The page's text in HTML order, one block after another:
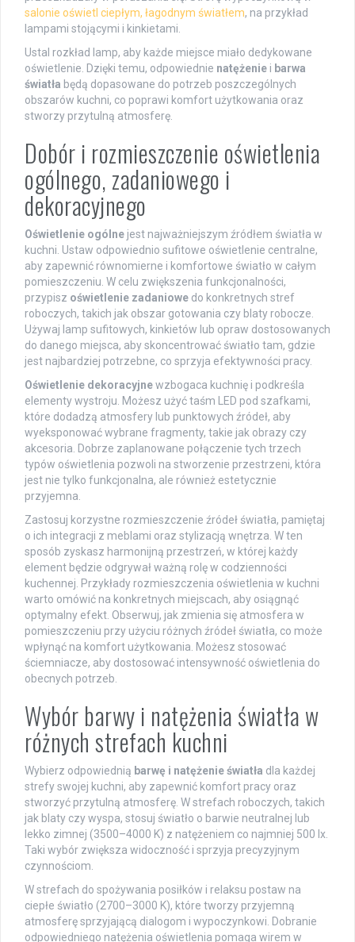
salonie oświetl ciepłym, łagodnym światłem, na przykład
lampami stojącymi i kinkietami.
Ustal rozkład lamp, aby każde miejsce miało dedykowane
oświetlenie. Dzięki temu, odpowiednie natężenie i barwa
światła będą dopasowane do potrzeb poszczególnych
obszarów kuchni, co poprawi komfort użytkowania oraz
stworzy przytulną atmosferę.
Dobór i rozmieszczenie oświetlenia
ogólnego, zadaniowego i
dekoracyjnego
Oświetlenie ogólne jest najważniejszym źródłem światła w
kuchni. Ustaw odpowiednio sufitowe oświetlenie centralne,
aby zapewnić równomierne i komfortowe światło w całym
pomieszczeniu. W celu zwiększenia funkcjonalności,
przypisz oświetlenie zadaniowe do konkretnych stref
roboczych, takich jak obszar gotowania czy blaty robocze.
Używaj lamp sufitowych, kinkietów lub opraw dostosowanych
do danego miejsca, aby skoncentrować światło tam, gdzie
jest najbardziej potrzebne, co sprzyja efektywności pracy.
Oświetlenie dekoracyjnewzbogaca kuchnię i podkreśla
elementy wystroju. Możesz użyć taśm LED pod szafkami,
które dodadzą atmosfery lub punktowych źródeł, aby
wyeksponować wybrane fragmenty, takie jak obrazy czy
akcesoria. Dobrze zaplanowane połączenie tych trzech
typów oświetlenia pozwoli na stworzenie przestrzeni, która
jest nie tylko funkcjonalna, ale również estetycznie
przyjemna.
Zastosuj korzystne rozmieszczenie źródeł światła, pamiętaj
o ich integracji z meblami oraz stylizacją wnętrza. W ten
sposób zyskasz harmonijną przestrzeń, w której każdy
element będzie odgrywał ważną rolę w codzienności
kuchennej. Przykłady rozmieszczenia oświetlenia w kuchni
warto omówić na konkretnych miejscach, aby osiągnąć
optymalny efekt. Obserwuj, jak zmienia się atmosfera w
pomieszczeniu przy użyciu różnych źródeł światła, co może
wpłynąć na komfort użytkowania. Możesz stosować
ściemniacze, aby dostosować intensywność oświetlenia do
obecnych potrzeb.
Wybór barwy i natężenia światła w
różnych strefach kuchni
Wybierz odpowiednią barwę i natężenie światła dla każdej
strefy swojej kuchni, aby zapewnić komfort pracy oraz
stworzyć przytulną atmosferę. W strefach roboczych, takich
jak blaty czy wyspa, stosuj światło o barwie neutralnej lub
lekko zimnej (3500–4000 K) z natężeniem co najmniej 500 lx.
Taki wybór zwiększa widoczność i sprzyja precyzyjnym
czynnościom.
W strefach do spożywania posiłków i relaksu postaw na
ciepłe światło (2700–3000 K), które tworzy przyjemną
atmosferę sprzyjającą dialogom i wypoczynkowi. Dobranie
odpowiedniego natężenia oświetlenia pomaga wirem w